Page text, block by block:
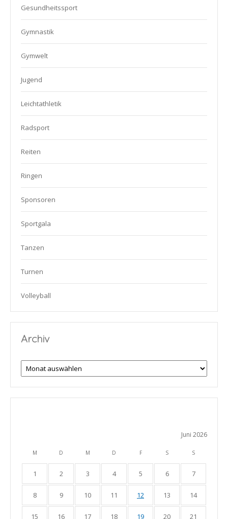
Gesundheitssport
Gymnastik
Gymwelt
Jugend
Leichtathletik
Radsport
Reiten
Ringen
Sponsoren
Sportgala
Tanzen
Turnen
Volleyball
Archiv
Archiv
Juni 2026
M D M D F S S
1 2 3 4 5 6 7
8 9 10 11 12 13 14
15 16 17 18 19 20 21